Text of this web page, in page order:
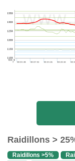
Raidillons >
Raidillons >5%